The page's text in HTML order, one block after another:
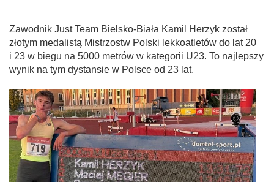
Zawodnik Just Team Bielsko-Biała Kamil Herzyk został
złotym medalistą Mistrzostw Polski lekkoatletów do lat 20
i 23 w biegu na 5000 metrów w kategorii U23. To najlepszy
wynik na tym dystansie w Polsce od 23 lat.